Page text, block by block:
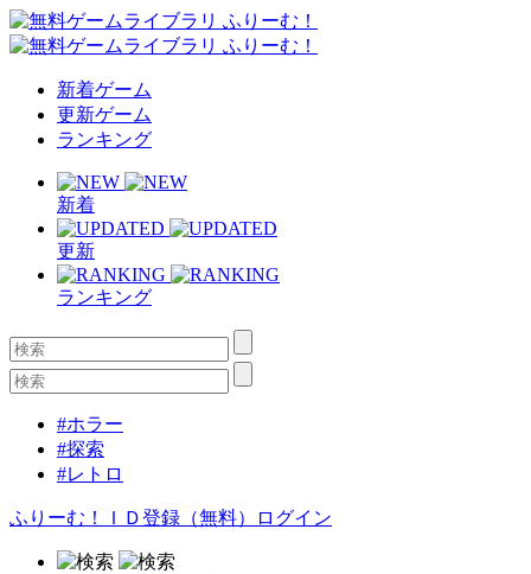
新着ゲーム
更新ゲーム
ランキング
新着
更新
ランキング
#ホラー
#探索
#レトロ
ふりーむ！ＩＤ登録（無料） ログイン